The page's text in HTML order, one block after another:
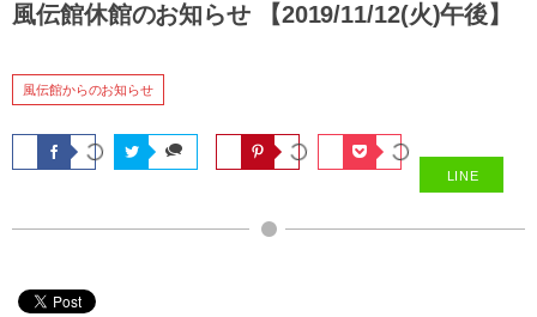
風伝館休館のお知らせ 【2019/11/12(火)午後】
風伝館からのお知らせ
LINE